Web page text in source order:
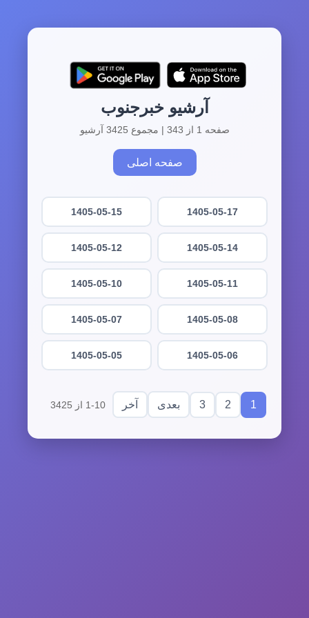
آرشیو خبرجنوب
صفحه 1 از 343 | مجموع 3425 آرشیو
صفحه اصلی
1405-05-17
1405-05-15
1405-05-14
1405-05-12
1405-05-11
1405-05-10
1405-05-08
1405-05-07
1405-05-06
1405-05-05
1
2
3 بعدی آخر 1-10 از 3425